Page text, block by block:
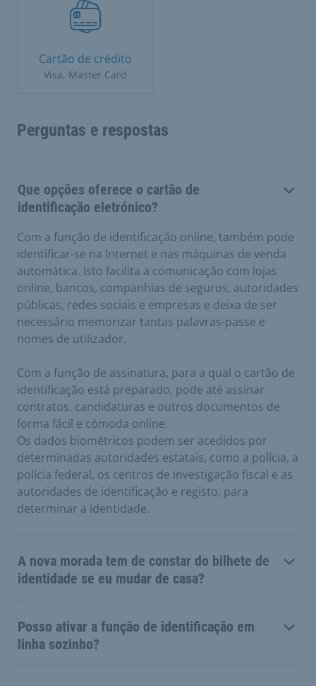
Cartão de crédito
Visa, Master Card
Perguntas e respostas
Que opções oferece o cartão de
identificação eletrónico?
Com a função de identificação online, também pode
identificar-se na Internet e nas máquinas de venda
automática. Isto facilita a comunicação com lojas
online, bancos, companhias de seguros, autoridades
públicas, redes sociais e empresas e deixa de ser
necessário memorizar tantas palavras-passe e
nomes de utilizador.
Com a função de assinatura, para a qual o cartão de
identificação está preparado, pode até assinar
contratos, candidaturas e outros documentos de
forma fácil e cómoda online.
Os dados biométricos podem ser acedidos por
determinadas autoridades estatais, como a polícia, a
polícia federal, os centros de investigação fiscal e as
autoridades de identificação e registo, para
determinar a identidade.
A nova morada tem de constar do bilhete de
identidade se eu mudar de casa?
Posso ativar a função de identificação em
linha sozinho?